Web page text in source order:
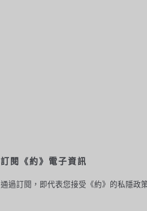
訂閱《約》電子資訊
通過訂閱，即代表您接受《約》的私隱政